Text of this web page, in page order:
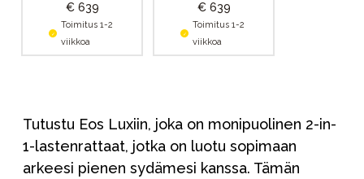
€ 639
Toimitus 1-2
viikkoa
€ 639
Toimitus 1-2
viikkoa
Tutustu Eos Luxiin, joka on monipuolinen 2-in-
1-lastenrattaat, jotka on luotu sopimaan
arkeesi pienen sydämesi kanssa. Tämän